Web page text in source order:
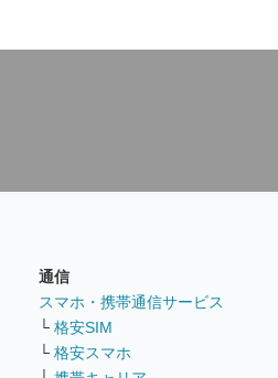
通信
スマホ・携帯通信サービス
└ 格安SIM
└ 格安スマホ